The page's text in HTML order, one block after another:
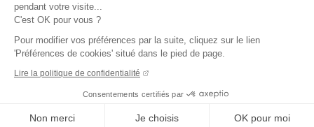
pendant votre visite...
C'est OK pour vous ?
Pour modifier vos préférences par la suite, cliquez sur le lien
'Préférences de cookies' situé dans le pied de page.
Lire la politique de confidentialité
Consentements certifiés par
Non merci Je choisis OK pour moi